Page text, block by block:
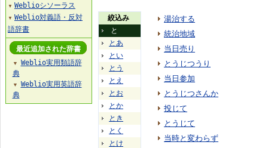
絞込み
と
とあ
とい
とう
とえ
とお
とか
とき
とく
とけ
湯治する
統治地域
当日売り
とうじつうり
当日参加
とうじつさんか
投じて
とうじて
当時と変わらず
▼ Weblioシソーラス
▼ Weblio対義語・反対
語辞書
最近追加された辞書
▼
Weblio実用類語辞
典
▼
Weblio実用英語辞
典